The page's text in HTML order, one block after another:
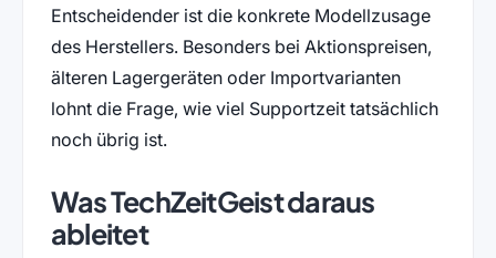
Entscheidender ist die konkrete Modellzusage
des Herstellers. Besonders bei Aktionspreisen,
älteren Lagergeräten oder Importvarianten
lohnt die Frage, wie viel Supportzeit tatsächlich
noch übrig ist.
Was TechZeitGeist daraus
ableitet